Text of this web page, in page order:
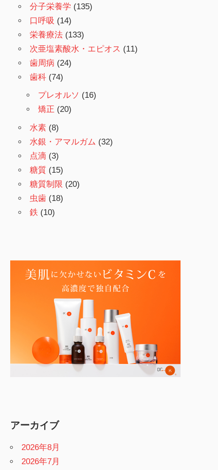
分子栄養学 (135)
口呼吸 (14)
栄養療法 (133)
次亜塩素酸水・エピオス (11)
歯周病 (24)
歯科 (74)
プレオルソ (16)
矯正 (20)
水素 (8)
水銀・アマルガム (32)
点滴 (3)
糖質 (15)
糖質制限 (20)
虫歯 (18)
鉄 (10)
アーカイブ
2026年8月
2026年7月